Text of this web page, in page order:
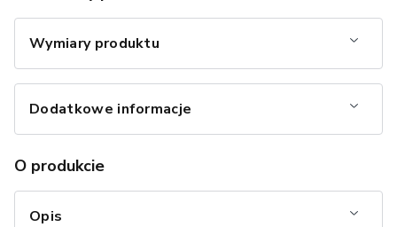
Wymiary produktu
Dodatkowe informacje
O produkcie
Opis